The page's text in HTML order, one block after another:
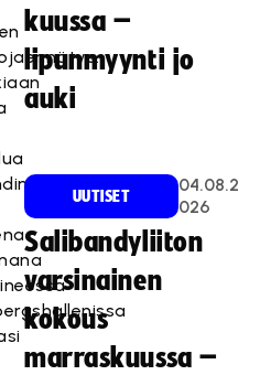
kuussa –
lipunmyynti jo
auki
UUTISET
04.08.2
026
Salibandyliiton
varsinainen
kokous
marraskuussa –